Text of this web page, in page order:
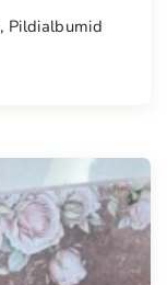
, Pildialbumid